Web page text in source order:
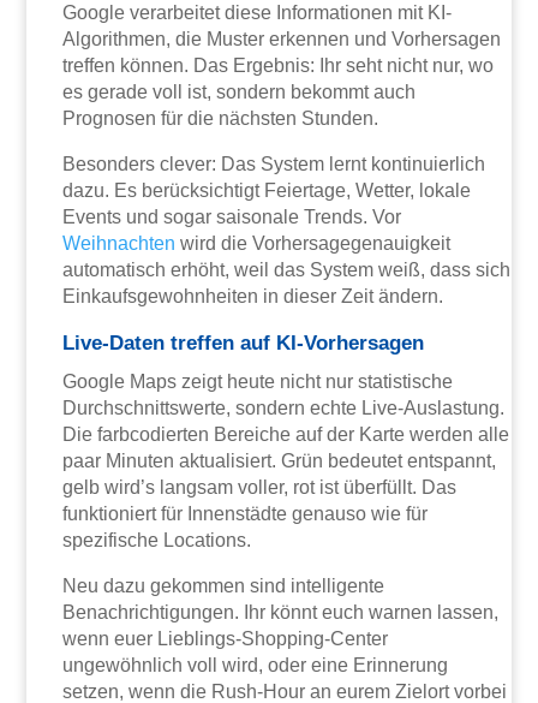
Google verarbeitet diese Informationen mit KI-
Algorithmen, die Muster erkennen und Vorhersagen
treffen können. Das Ergebnis: Ihr seht nicht nur, wo
es gerade voll ist, sondern bekommt auch
Prognosen für die nächsten Stunden.
Besonders clever: Das System lernt kontinuierlich
dazu. Es berücksichtigt Feiertage, Wetter, lokale
Events und sogar saisonale Trends. Vor
Weihnachten wird die Vorhersagegenauigkeit
automatisch erhöht, weil das System weiß, dass sich
Einkaufsgewohnheiten in dieser Zeit ändern.
Live-Daten treffen auf KI-Vorhersagen
Google Maps zeigt heute nicht nur statistische
Durchschnittswerte, sondern echte Live-Auslastung.
Die farbcodierten Bereiche auf der Karte werden alle
paar Minuten aktualisiert. Grün bedeutet entspannt,
gelb wird’s langsam voller, rot ist überfüllt. Das
funktioniert für Innenstädte genauso wie für
spezifische Locations.
Neu dazu gekommen sind intelligente
Benachrichtigungen. Ihr könnt euch warnen lassen,
wenn euer Lieblings-Shopping-Center
ungewöhnlich voll wird, oder eine Erinnerung
setzen, wenn die Rush-Hour an eurem Zielort vorbei